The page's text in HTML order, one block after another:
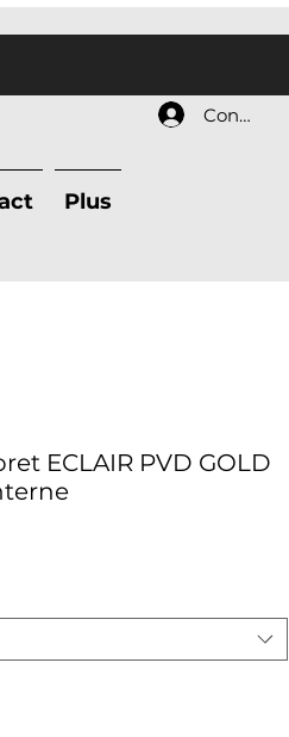
Connexion
Plus
ECLAIR PVD GOLD